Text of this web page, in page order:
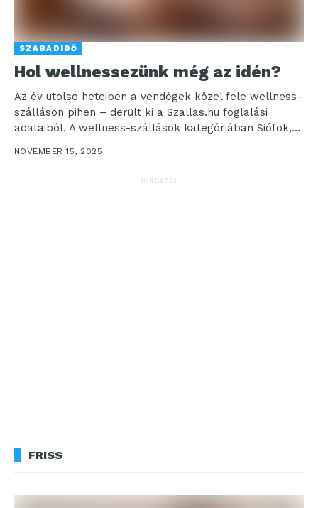
SZABADIDŐ
Hol wellnessezünk még az idén?
Az év utolsó heteiben a vendégek közel fele wellness-
szálláson pihen – derült ki a Szallas.hu foglalási
adataiból. A wellness-szállások kategóriában Siófok,
NOVEMBER 15, 2025
HIRDETÉS
FRISS